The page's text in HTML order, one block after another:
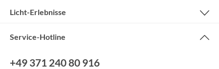
Service-Hotline
+49 371 240 80 916
Licht-Erlebnisse